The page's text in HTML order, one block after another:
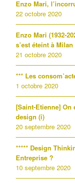
Enzo Mari,
22 octobre 2020
Enzo Mari (1932-
s’est éteint à Milan
21 octobre 2020
*** Les
1 octobre 2020
[Saint-Etienne]
design (i)
20 septembre 2020
***** Design
Entreprise ?
10 septembre 2020